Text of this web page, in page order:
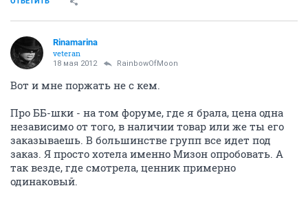
Rinamarina
veteran
18 мая 2012 RainbowOfMoon
Вот и мне поржать не с кем.
Про ББ-шки - на том форуме, где я брала, цена одна
независимо от того, в наличии товар или же ты его
заказываешь. В большинстве групп все идет под
заказ. Я просто хотела именно Мизон опробовать. А
так везде, где смотрела, ценник примерно
одинаковый.